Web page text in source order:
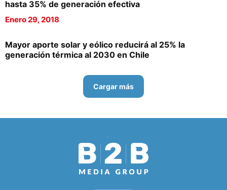
hasta 35% de generación efectiva
Enero 29, 2018
Mayor aporte solar y eólico reducirá al 25% la
generación térmica al 2030 en Chile
Cargar más